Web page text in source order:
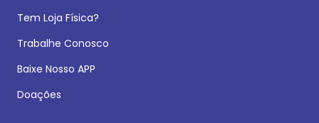
Tem Loja Física?
Trabalhe Conosco
Baixe Nosso APP
Doações